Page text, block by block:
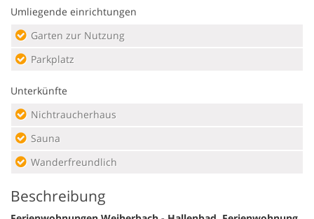
Umliegende einrichtungen
Garten zur Nutzung
Parkplatz
Unterkünfte
Nichtraucherhaus
Sauna
Wanderfreundlich
Beschreibung